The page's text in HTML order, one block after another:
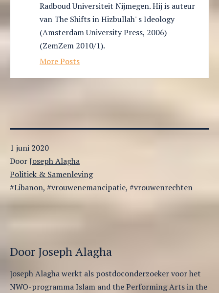
Radboud Universiteit Nijmegen. Hij is auteur
van The Shifts in Hizbullah' s Ideology
(Amsterdam University Press, 2006)
(ZemZem 2010/1).
More Posts
Gepubliceerd
op
1 juni 2020
DoorJoseph Alagha
Gecategoriseerd
als
Politiek & Samenleving
Getagged
Libanon, vrouwenemancipatie, vrouwenrechten
Door Joseph Alagha
]oseph Alagha werkt als postdoconderzoeker voor het
NWO-programma Islam and the Performing Arts in the